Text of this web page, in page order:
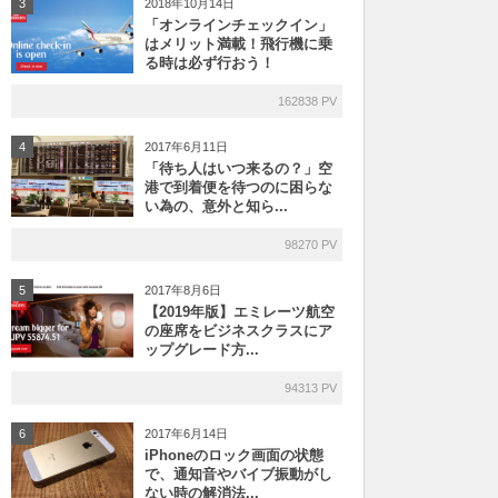
3 2018年10月14日
「オンラインチェックイン」
はメリット満載！飛行機に乗
る時は必ず行おう！
162838 PV
4 2017年6月11日
「待ち人はいつ来るの？」空
港で到着便を待つのに困らな
い為の、意外と知ら...
98270 PV
5 2017年8月6日
【2019年版】エミレーツ航空
の座席をビジネスクラスにア
ップグレード方...
94313 PV
6 2017年6月14日
iPhoneのロック画面の状態
で、通知音やバイブ振動がし
ない時の解消法...